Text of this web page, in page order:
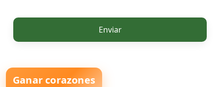
Enviar
Ganar corazones